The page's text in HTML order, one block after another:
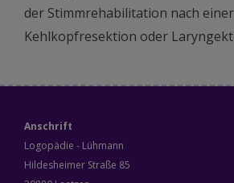
der Stimmrehabilitation nach einer
Kehlkopfresektion oder
Anschrift
Logopädie - Lühmann
Hildesheimer Straße 85